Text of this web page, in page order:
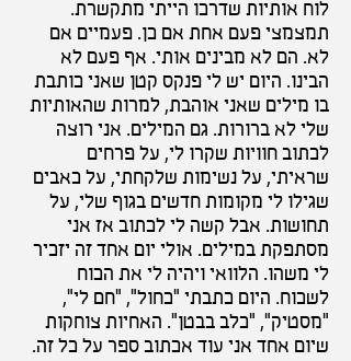
לוח אותיות שדרכו הייתי מתקשרת.
תמצמצי פעם אחת אם כן. פעמיים אם
לא. הם לא מבינים אותי. אף פעם לא
הבינו. היום יש לי פנקס קטן שאני כותבת
בו מילים שאני אוהבת, למרות שהאותיות
שלי לא ברורות. גם המילים. אני רוצה
לכתוב חוויות שקרו לי, על פרחים
שראיתי, על נשימות שלקחתי, על כאבים
שגילו לי מקומות חדשים בגוף שלי, על
תחושות. אבל קשה לי לכתוב אז אני
מסתפקת במילים. אולי יום אחד זה יזכיר
לי משהו. הלוואי ויהיה לי את הכוח
לשכוח. היום כתבתי "כחול", "חם לי",
"מסטיק", "כלב בבטן". האחיות צוחקות
שיום אחד אני עוד אכתוב ספר על כל זה.